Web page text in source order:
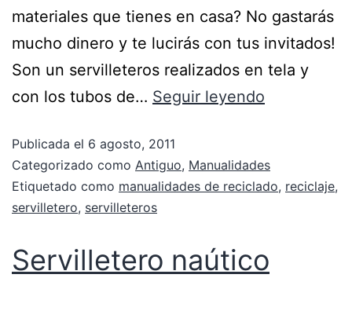
materiales que tienes en casa? No gastarás
mucho dinero y te lucirás con tus invitados!
Son un servilleteros realizados en tela y
con los tubos de… Seguir leyendo
Publicada el 6 agosto, 2011
Categorizado como Antiguo, Manualidades
Etiquetado como manualidades de reciclado, reciclaje,
servilletero, servilleteros
Servilletero naútico